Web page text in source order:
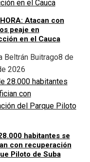
Atacan con
peaje en
en el Cauca
Beltrán Buitrago8 de
2026
habitantes se
con recuperación
Piloto de Suba